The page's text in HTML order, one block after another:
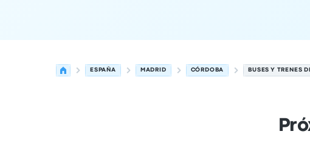
ESPAÑA MADRID CÓRDOBA BUSES Y TRENES